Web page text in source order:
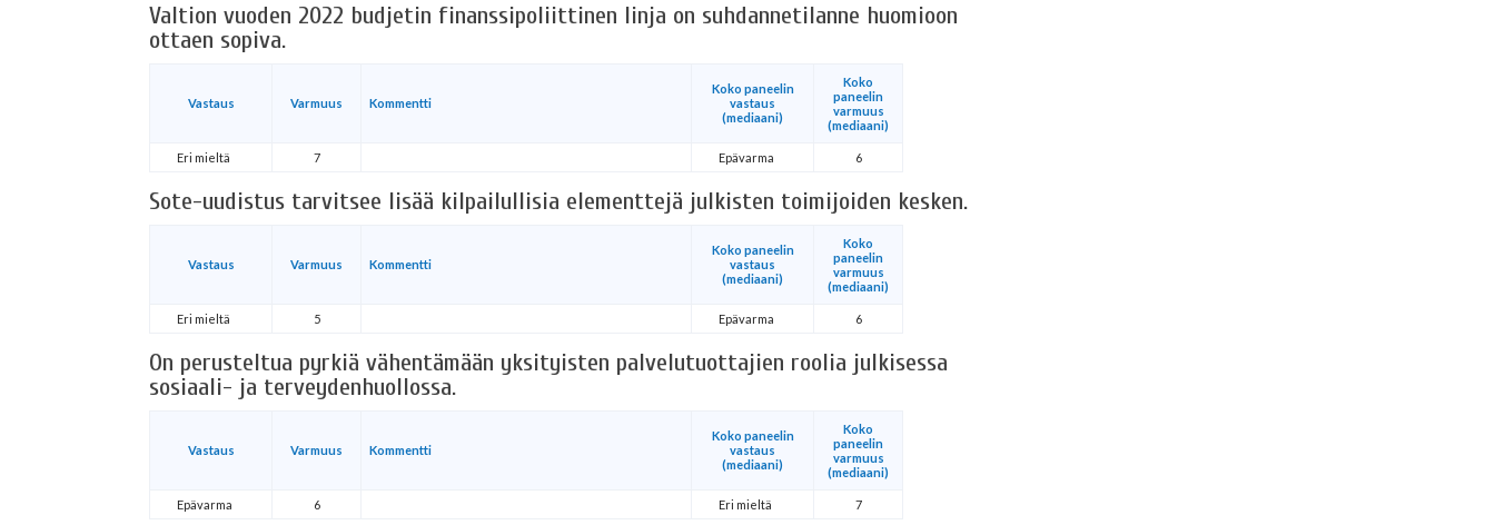
Valtion vuoden 2022 budjetin finanssipoliittinen linja on suhdannetilanne huomioon
ottaen sopiva.
Vastaus Varmuus Kommentti
Koko paneelin
vastaus
(mediaani)
Koko
paneelin
varmuus
(mediaani)
Eri mieltä 7 Epävarma 6
Sote-uudistus tarvitsee lisää kilpailullisia elementtejä julkisten toimijoiden kesken.
Vastaus Varmuus Kommentti
Koko paneelin
vastaus
(mediaani)
Koko
paneelin
varmuus
(mediaani)
Eri mieltä 5 Epävarma 6
On perusteltua pyrkiä vähentämään yksityisten palvelutuottajien roolia julkisessa
sosiaali- ja terveydenhuollossa.
Vastaus Varmuus Kommentti
Koko paneelin
vastaus
(mediaani)
Koko
paneelin
varmuus
(mediaani)
Epävarma 6 Eri mieltä 7